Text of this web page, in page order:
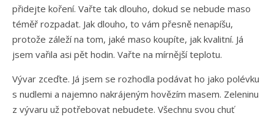
přidejte koření. Vařte tak dlouho, dokud se nebude maso
téměř rozpadat. Jak dlouho, to vám přesně nenapíšu,
protože záleží na tom, jaké maso koupíte, jak kvalitní. Já
jsem vařila asi pět hodin. Vařte na mírnější teplotu.
Vývar zceďte. Já jsem se rozhodla podávat ho jako polévku
s nudlemi a najemno nakrájeným hovězím masem. Zeleninu
z vývaru už potřebovat nebudete. Všechnu svou chuť